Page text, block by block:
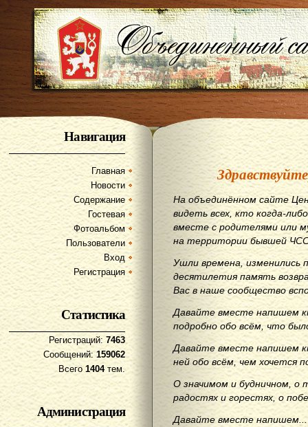
Навигация
Главная
Новости
Содержание
Гостевая
Фотоальбом
Пользователи
Вход
Регистрация
Статистика
Регистраций: 7463
Сообщений:159062
Всего 1404тем.
Администрация
На объединённом сайте
видеть всех, кто когда-
вместе с родителями или
на территории бывшей
Ушли времена, изменились
десятилетия память
Вас в наше сообщество
Давайте вместе напишем
подробно обо всём, что
Давайте вместе напишем
ней обо всём, чем хочется
О значимом и будничном, о
радостях и горестях, о
Давайте вместе напишем...